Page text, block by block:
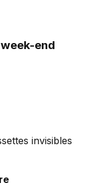
end
invisibles